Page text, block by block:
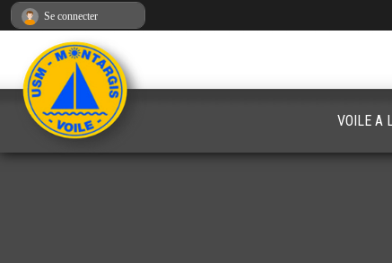
VOILE A
Se connecter
Panneau de gestion des cookies